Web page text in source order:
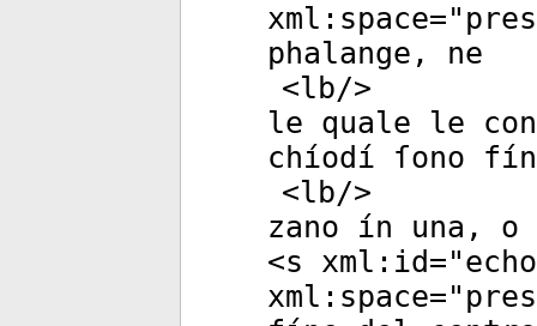
xml:space="
phalange, ne
<lb/>
le quale le
chíodí ſono
<lb/>
zano ín una,
<s xml:id="
xml:space="